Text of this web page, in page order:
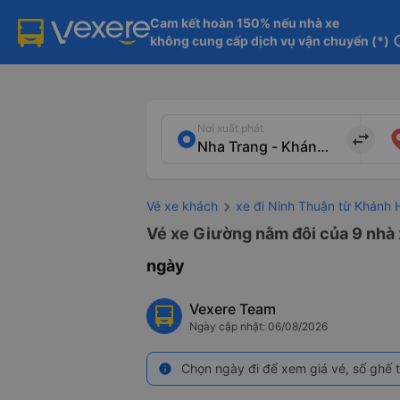
Cam kết hoàn 150% nếu nhà xe
không cung cấp dịch vụ vận chuyển (*)
Nơi xuất phát
import_export
Vé xe khách xe đi Ninh Thuận từ Khánh
Vé xe Giường nằm đôi của 9
ngày
Vexere Team
Ngày cập nhật: 06/08/2026
info Chọn ngày đi để xem giá vé, số